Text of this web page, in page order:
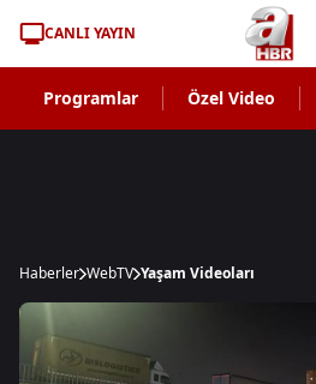
CANLI YAYIN
Programlar Özel Video
Haberler WebTV Yaşam Videoları